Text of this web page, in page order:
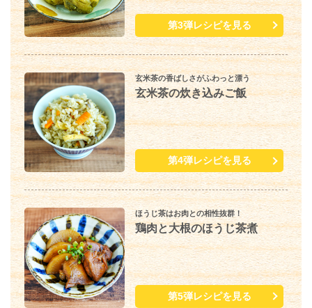
第3弾レシピを見る
玄米茶の香ばしさがふわっと漂う
玄米茶の炊き込みご飯
第4弾レシピを見る
ほうじ茶はお肉との相性抜群！
鶏肉と大根のほうじ茶煮
第5弾レシピを見る